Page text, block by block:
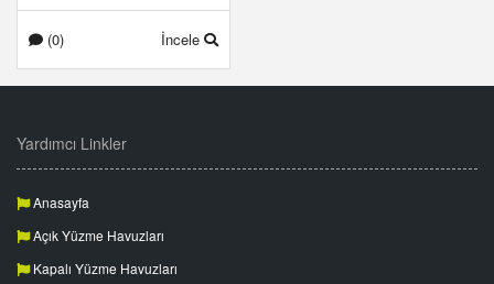
(0) İncele
Yardımcı Linkler
Anasayfa
Açık Yüzme Havuzları
Kapalı Yüzme Havuzları